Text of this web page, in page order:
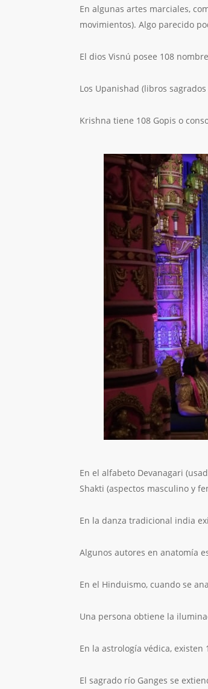
En algunas artes marciales,
movimientos). Algo parecido
El dios Visnú posee 108
Los Upanishad (libros
Krishna tiene 108 Gopis o
En el alfabeto Devanagari
Shakti (aspectos masculino y
En la danza tradicional india
Algunos autores en anatomía
En el Hinduismo, cuando se
Una persona obtiene la
En la astrología védica, existen
El sagrado río Ganges se